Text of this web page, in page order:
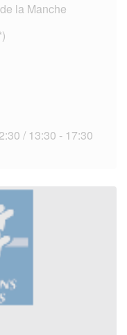
la Manche
/ 13:30 - 17:30